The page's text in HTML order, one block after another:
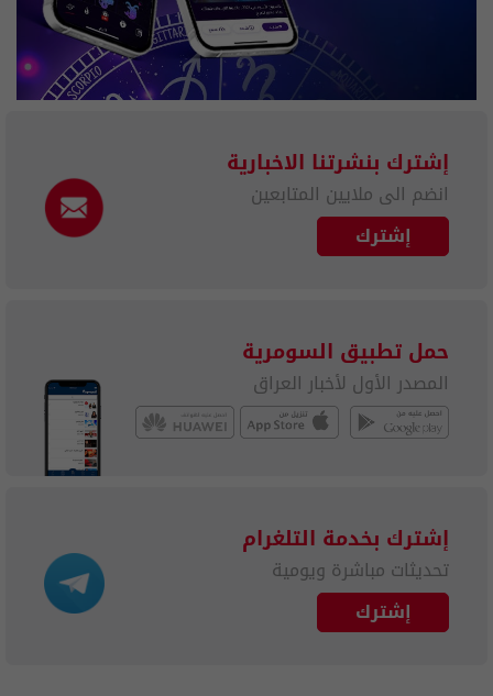
إشترك بنشرتنا الاخبارية
انضم الى ملايين المتابعين
إشترك
حمل تطبيق السومرية
المصدر الأول لأخبار العراق
إشترك بخدمة التلغرام
تحديثات مباشرة ويومية
إشترك